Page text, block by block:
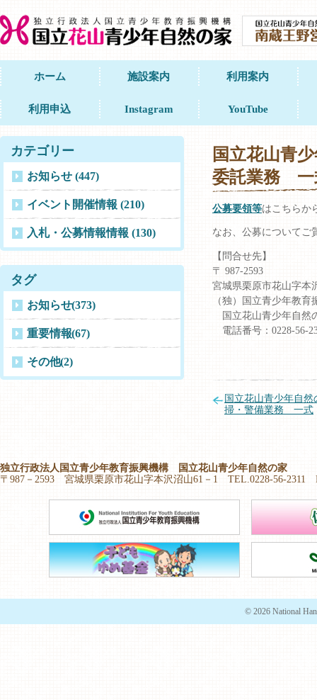
ホーム 施設案内 利用案内
利用申込 Instagram YouTube
国立花山青
委託業務 一
公募要領等はこちらか
なお、公募についてご
【問合せ先】
〒 987-2593
宮城県栗原市花山字本
（独）国立青少年教育
国立花山青少年自然
電話番号：0228-56-
国立花山青少年自
掃・警備業務 一式
カテゴリー
お知らせ (447)
イベント開催情報 (210)
入札・公募情報情報 (130)
タグ
お知らせ(373)
重要情報(67)
その他(2)
独立行政法人国立青少年教育振興機構 国立花山青少年自然の家
〒987－2593 宮城県栗原市花山字本沢沼山61－1 TEL.0228-56-2311
© 2026 National